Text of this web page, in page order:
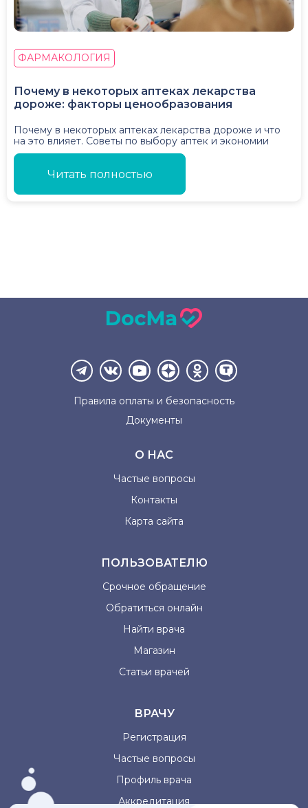
ФАРМАКОЛОГИЯ
Почему в некоторых аптеках лекарства
дороже: факторы ценообразования
Почему в некоторых аптеках лекарства дороже и что
на это влияет. Советы по выбору аптек и экономии
Читать полностью
Правила оплаты и безопасность
Документы
О НАС
Частые вопросы
Контакты
Карта сайта
ПОЛЬЗОВАТЕЛЮ
Срочное обращение
Обратиться онлайн
Найти врача
Магазин
Статьи врачей
ВРАЧУ
Регистрация
Частые вопросы
Профиль врача
Аккредитация